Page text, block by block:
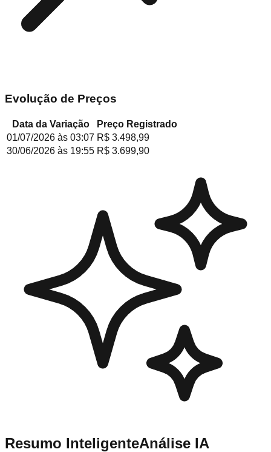
Evolução de Preços
Data da Variação
Preço Registrado
01/07/2026 às 03:07 R$ 3.498,99
30/06/2026 às 19:55 R$ 3.699,90
Resumo InteligenteAnálise IA